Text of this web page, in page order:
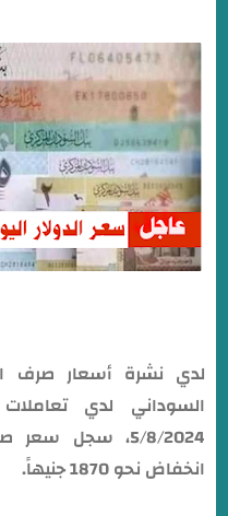
لدي نشرة أسعار صرف
السوداني لدي
5/8/2024، سجل
انخفاض نحو 1870 جنيهاً.